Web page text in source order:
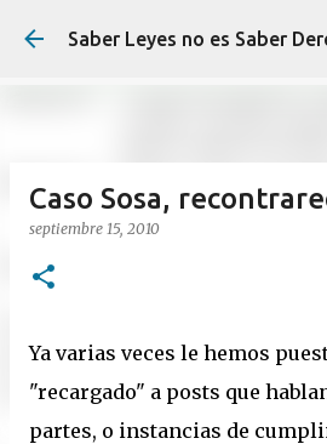
Ir al contenido
Saber Leyes no es Saber
Caso Sosa,
septiembre 15, 2010
Ya varias veces le hemos
"recargado" a posts que
partes, o instancias de